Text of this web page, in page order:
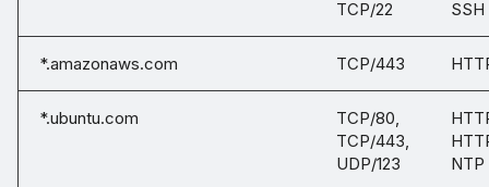
TCP/22
SSH
*.amazonaws.com TCP/443
*.ubuntu.com
TCP/80,
TCP/443,
UDP/123
NTP